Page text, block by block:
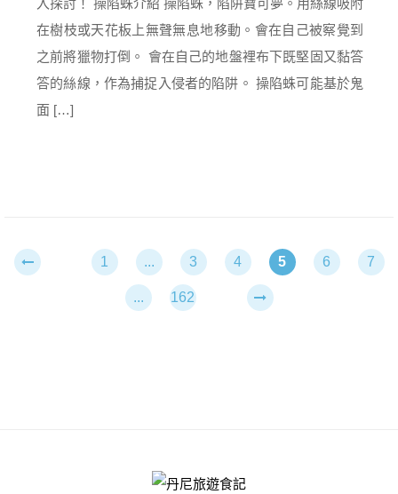
入探討！ 操陷蛛介紹 操陷蛛，陷阱寶可夢。用絲線吸附
在樹枝或天花板上無聲無息地移動。會在自己被察覺到
之前將獵物打倒。 會在自己的地盤裡布下既堅固又黏答
答的絲線，作為捕捉入侵者的陷阱。 操陷蛛可能基於鬼
面 […]
1 ... 3 4 5 6 7
... 162